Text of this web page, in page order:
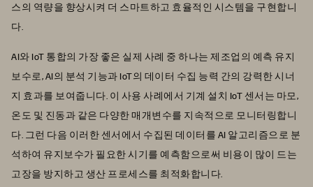
스의 역량을 향상시켜 더 스마트하고 효율적인 시스템을 구현합니
다.
AI와 IoT 통합의 가장 좋은 실제 사례 중 하나는 제조업의 예측 유지
보수로, AI의 분석 기능과 IoT의 데이터 수집 능력 간의 강력한 시너
지 효과를 보여줍니다. 이 사용 사례에서 기계 설치 IoT 센서는 마모,
온도 및 진동과 같은 다양한 매개변수를 지속적으로 모니터링합니
다. 그런 다음 이러한 센서에서 수집된 데이터를 AI 알고리즘으로 분
석하여 유지보수가 필요한 시기를 예측함으로써 비용이 많이 드는
고장을 방지하고 생산 프로세스를 최적화합니다.